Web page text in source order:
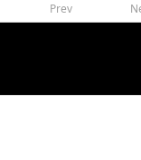
Prev